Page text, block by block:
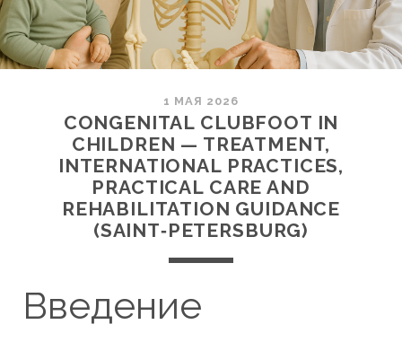
1 МАЯ 2026
CONGENITAL CLUBFOOT IN
CHILDREN — TREATMENT,
INTERNATIONAL PRACTICES,
PRACTICAL CARE AND
REHABILITATION GUIDANCE
(SAINT‑PETERSBURG)
Введение